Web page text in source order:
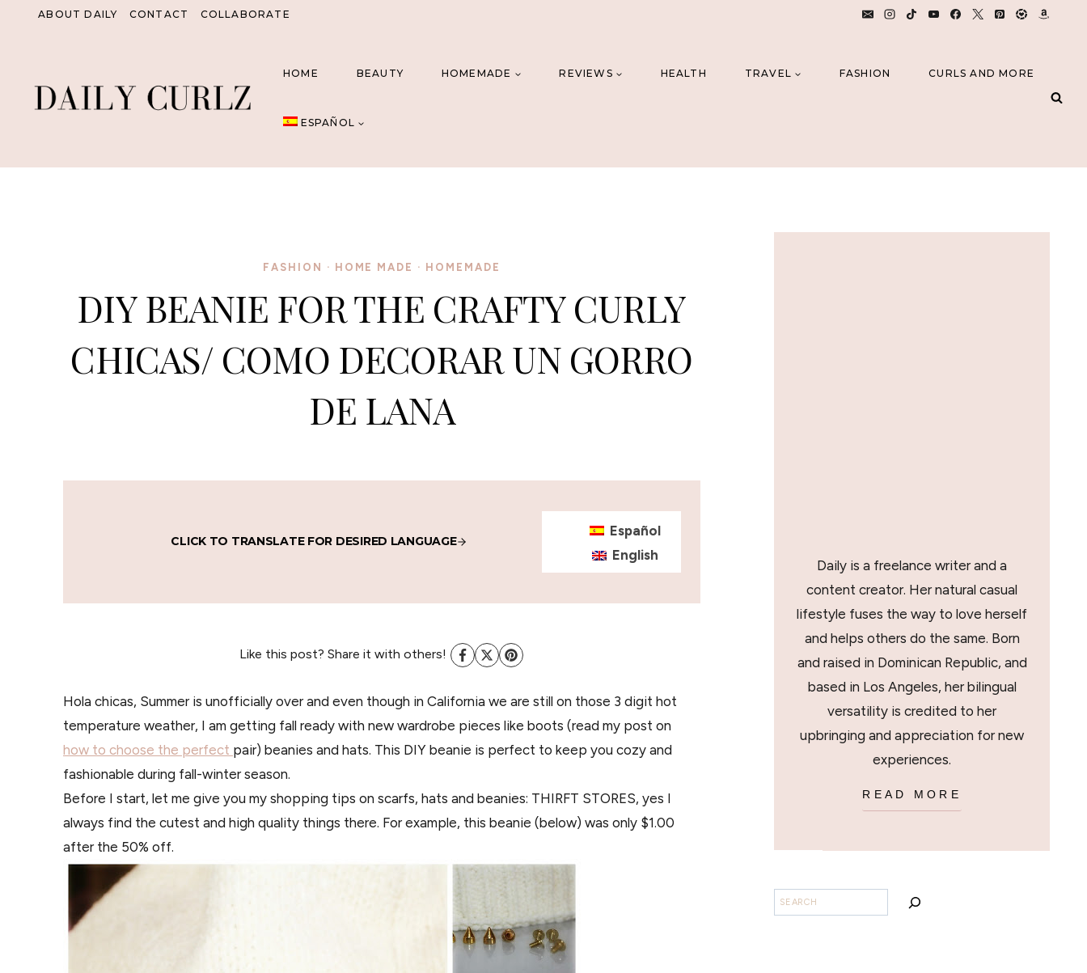
ABOUT DAILY CONTACT COLLABORATE
HOME BEAUTY HOMEMADE REVIEWS HEALTH TRAVEL FASHION CURLS AND MORE
ESPAÑOL
FASHION · HOME MADE · HOMEMADE
DIY BEANIE FOR THE CRAFTY CURLY
CHICAS/ COMO DECORAR UN GORRO
DE LANA
CLICK TO TRANSLATE FOR DESIRED LANGUAGE
Español
English
Like this post? Share it with others!
Hola chicas, Summer is unofficially over and even though in California we are still on those 3 digit hot
temperature weather, I am getting fall ready with new wardrobe pieces like boots (read my post on
how to choose the perfect pair) beanies and hats. This DIY beanie is perfect to keep you cozy and
fashionable during fall-winter season.
Before I start, let me give you my shopping tips on scarfs, hats and beanies: THIRFT STORES, yes I
always find the cutest and high quality things there. For example, this beanie (below) was only $1.00
after the 50% off.
Daily is a freelance writer and a
content creator. Her natural casual
lifestyle fuses the way to love herself
and helps others do the same. Born
and raised in Dominican Republic, and
based in Los Angeles, her bilingual
versatility is credited to her
upbringing and appreciation for new
experiences.
READ MORE